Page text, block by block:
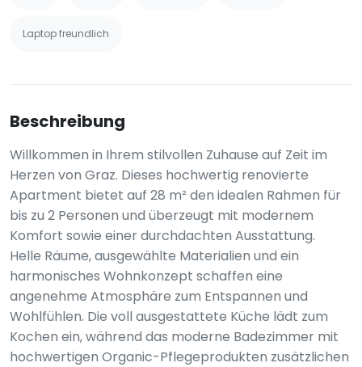
Laptop freundlich
Beschreibung
Willkommen in Ihrem stilvollen Zuhause auf Zeit im
Herzen von Graz. Dieses hochwertig renovierte
Apartment bietet auf 28 m² den idealen Rahmen für
bis zu 2 Personen und überzeugt mit modernem
Komfort sowie einer durchdachten Ausstattung.
Helle Räume, ausgewählte Materialien und ein
harmonisches Wohnkonzept schaffen eine
angenehme Atmosphäre zum Entspannen und
Wohlfühlen. Die voll ausgestattete Küche lädt zum
Kochen ein, während das moderne Badezimmer mit
hochwertigen Organic-Pflegeprodukten zusätzlichen